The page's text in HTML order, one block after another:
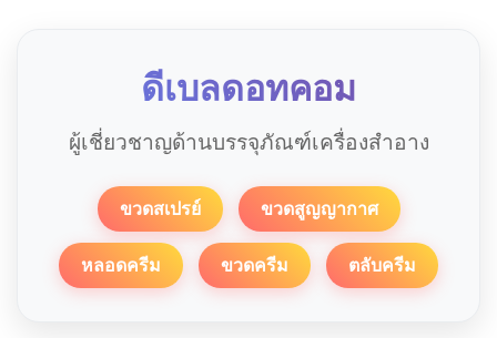
ดีเบลดอทคอม
ผู้เชี่ยวชาญด้านบรรจุภัณฑ์เครื่องสำอาง
ขวดสเปรย์ ขวดสูญญากาศ
หลอดครีม ขวดครีม ตลับครีม